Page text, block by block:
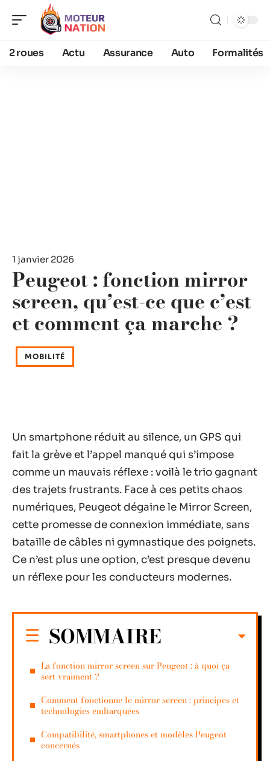
2 roues Actu Assurance Auto Formalités
1 janvier 2026
Peugeot : fonction mirror
screen, qu’est-ce que c’est
et comment ça marche ?
MOBILITÉ
Un smartphone réduit au silence, un GPS qui
fait la grève et l’appel manqué qui s’impose
comme un mauvais réflexe : voilà le trio gagnant
des trajets frustrants. Face à ces petits chaos
numériques, Peugeot dégaine le Mirror Screen,
cette promesse de connexion immédiate, sans
bataille de câbles ni gymnastique des poignets.
Ce n’est plus une option, c’est presque devenu
un réflexe pour les conducteurs modernes.
SOMMAIRE
La fonction mirror screen sur Peugeot : à quoi ça
sert vraiment ?
Comment fonctionne le mirror screen : principes et
technologies embarquées
Compatibilité, smartphones et modèles Peugeot
concernés